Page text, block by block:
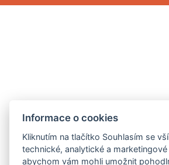
Informace o cookies
Kliknutím na tlačítko Souhlasím se
technické, analytické a
abychom vám mohli umožnit